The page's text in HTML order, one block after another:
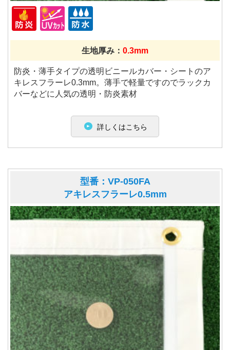
生地厚み： 0.3mm
防炎・薄手タイプの透明ビニールカバー・シートのア
キレスフラーレ0.3mm。薄手で軽量ですのでラックカ
バーなどに人気の透明・防炎素材
詳しくはこちら
型番：VP-050FA
アキレスフラーレ0.5mm